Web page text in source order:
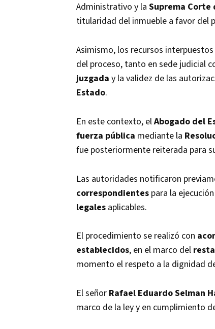
Administrativo y la Suprema Corte
titularidad del inmueble a favor del
Asimismo, los recursos
del proceso, tanto en sede judicial
juzgada y la validez de las
Estado.
En este contexto, elAbogado del
fuerza pública mediante la
fue posteriormente reiterada para
Las autoridades notificaron
correspondientes para la
legales aplicables.
El procedimiento se realizó con
establecidos, en el marco del
momento el respeto a la dignidad
El señor Rafael Eduardo Selman
marco de la ley y en cumplimiento